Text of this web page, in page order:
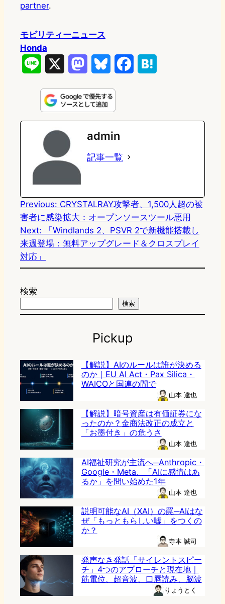
partner.
モビリティーニュース
Honda
n
e
s
t
o
d
n
u
e
s
k
e
k
e
admin
記事一覧
Previous: CRYSTALRAY攻撃者、1,500人超の被
害者に感染拡大：オープンソースツール悪用
Next:
「Windlands 2、PSVR 2で新機能搭載し
来週登場：無料アップグレード＆クロスプレイ
対応」
検索
検索
Pickup
【解説】AIのルールは誰が決める
のか｜EU AI Act・Pax Silica・
WAICOと国連の間で
山本 達也
【解説】暗号資産は有価証券にな
ったのか？金商法改正の成立と
「お墨付き」の危うさ
山本 達也
AI福祉研究が主流へ─Anthropic・
Google・Meta、「AIに感情はあ
るか」を問い始めた1年
山本 達也
説明可能なAI（XAI）の罠─AIはな
ぜ「もっともらしい嘘」をつくの
か？
寺本 誠司
発声なき発話「サイレントスピー
チ」4つのアプローチと現在地｜
筋電位、超音波、口唇読み、脳波
りょうとく